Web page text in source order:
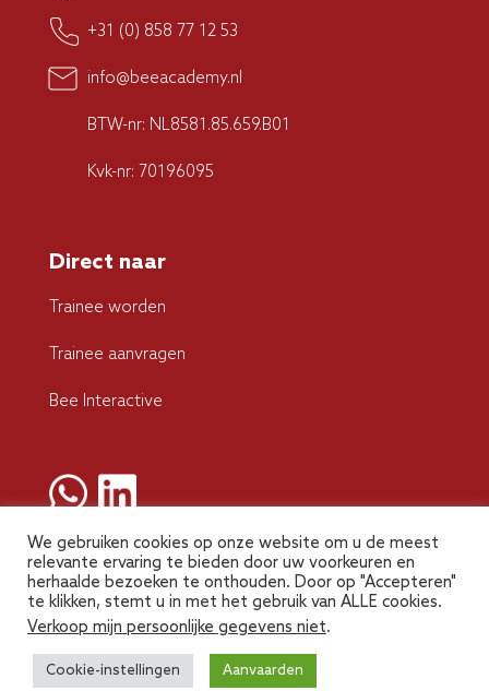
+31 (0) 858 77 12 53
info@beeacademy.nl
BTW-nr: NL8581.85.659.B01
Kvk-nr: 70196095
Direct naar
Trainee worden
Trainee aanvragen
Bee Interactive
beeacademy.nl © 2026
We gebruiken cookies op onze website om u de meest
relevante ervaring te bieden door uw voorkeuren en
herhaalde bezoeken te onthouden. Door op "Accepteren"
te klikken, stemt u in met het gebruik van ALLE cookies.
Verkoop mijn persoonlijke gegevens niet.
Cookie-instellingen Aanvaarden